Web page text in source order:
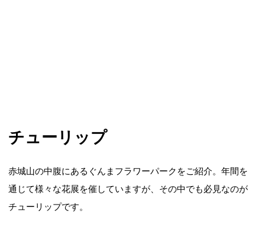
チューリップ
赤城山の中腹にあるぐんまフラワーパークをご紹介。年間を
通じて様々な花展を催していますが、その中でも必見なのが
チューリップです。